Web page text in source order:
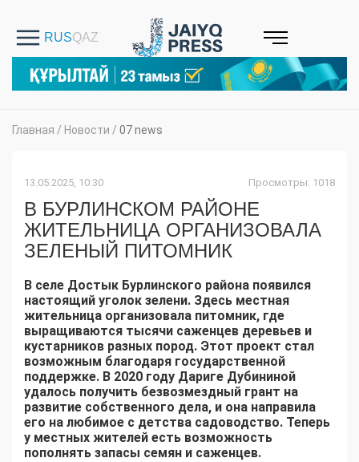
Главная / Новости / 07 news
13.05.2025, 10:30 Просмотры: 1018
В БУРЛИНСКОМ РАЙОНЕ
ЖИТЕЛЬНИЦА ОРГАНИЗОВАЛА
ЗЕЛЕНЫЙ ПИТОМНИК
В селе Достык Бурлинского района появился
настоящий уголок зелени. Здесь местная
жительница организовала питомник, где
выращиваются тысячи саженцев деревьев и
кустарников разных пород. Этот проект стал
возможным благодаря государственной
поддержке. В 2020 году Дариге Дубининой
удалось получить безвозмездный грант на
развитие собственного дела, и она направила
его на любимое с детства садоводство. Теперь
у местных жителей есть возможность
пополнять запасы семян и саженцев.